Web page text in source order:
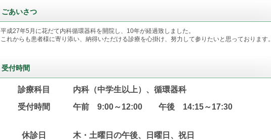
ごあいさつ
平成27年5月に花だて内科循環器科を開院し、10年が経過致しました。
これからも患者様に寄り添い、納得いただける診療を心掛け、努力して参りたいと思っております。
受付時間
診療科目
内科（中学生以上）、循環器科
受付時間
午前 9:00～12:00 午後 14:15～17:30
休診日 木・土曜日の午後、日曜日、祝日